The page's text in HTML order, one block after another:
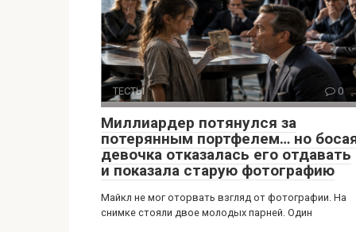
ТЕСТЫ 0
Миллиардер потянулся за
потерянным портфелем… но
девочка отказалась его отдавать
и показала старую фотографию
Майкл не мог оторвать взгляд от фотографии. На
снимке стояли двое молодых парней. Один